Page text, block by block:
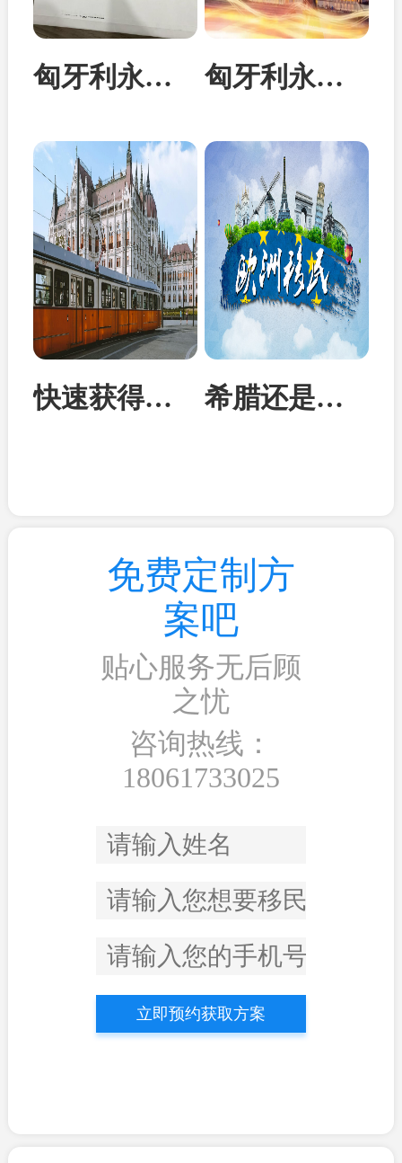
匈牙利永居卡家属团聚居留卡成功案例 匈牙利永居卡到期续签：换发10年新卡
快速获得欧洲身份：匈牙利投资移民成为性价比首选 希腊还是马耳他？从身份到教育全面对比两国移民优势
免费定制方
案吧
贴心服务无后顾
之忧
咨询热线：
18061733025
立即预约获取方案